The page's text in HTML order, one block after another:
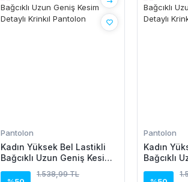
Pantolon
Kadın Yüksek Bel Lastikli
Bağcıklı Uzun Geniş Kesim
1.538,99 TL
Pantolon
Kadın
Bağcıklı